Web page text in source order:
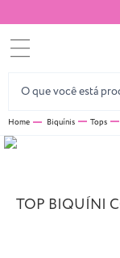
Biquínis Tops
TOP BIQUÍNI